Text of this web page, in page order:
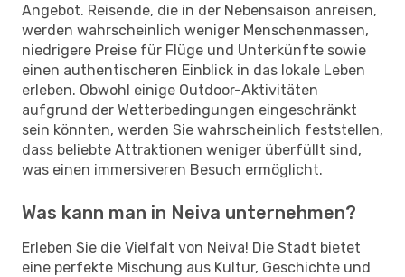
Angebot. Reisende, die in der Nebensaison anreisen,
werden wahrscheinlich weniger Menschenmassen,
niedrigere Preise für Flüge und Unterkünfte sowie
einen authentischeren Einblick in das lokale Leben
erleben. Obwohl einige Outdoor-Aktivitäten
aufgrund der Wetterbedingungen eingeschränkt
sein könnten, werden Sie wahrscheinlich feststellen,
dass beliebte Attraktionen weniger überfüllt sind,
was einen immersiveren Besuch ermöglicht.
Was kann man in Neiva unternehmen?
Erleben Sie die Vielfalt von Neiva! Die Stadt bietet
eine perfekte Mischung aus Kultur, Geschichte und